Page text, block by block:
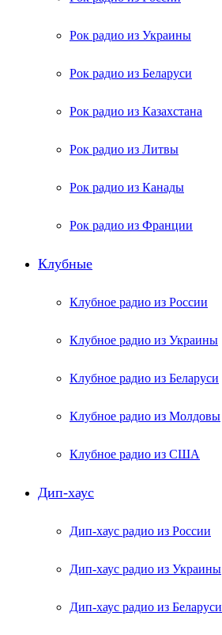
Рок радио из Украины
Рок радио из Беларуси
Рок радио из Казахстана
Рок радио из Литвы
Рок радио из Канады
Рок радио из Франции
Клубные
Клубное радио из России
Клубное радио из Украины
Клубное радио из Беларуси
Клубное радио из Молдовы
Клубное радио из США
Дип-хаус
Дип-хаус радио из России
Дип-хаус радио из Украины
Дип-хаус радио из Беларуси